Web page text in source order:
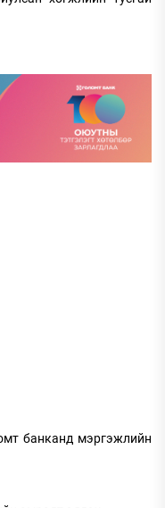
банканд мэргэжлийн